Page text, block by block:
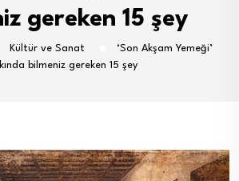
gereken 15 şey
Kültür ve Sanat
‘Son Akşam Yemeği’
bilmeniz gereken 15 şey